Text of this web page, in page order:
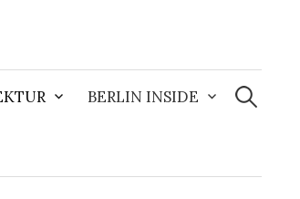
BERLIN INSIDE
Suchen
nach: